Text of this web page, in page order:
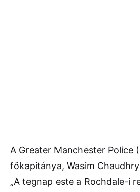
A Greater Manchester Police
főkapitánya, Wasim
„A tegnap este a Rochdale-i